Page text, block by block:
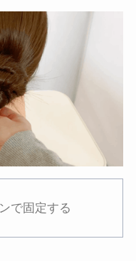
で固定する